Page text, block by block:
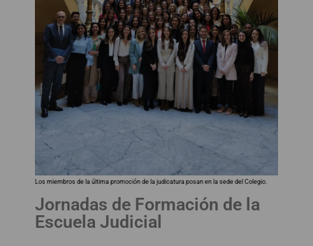
Los miembros de la última promoción de la judicatura posan en la sede del Colegio.
Jornadas de Formación de la
Escuela Judicial